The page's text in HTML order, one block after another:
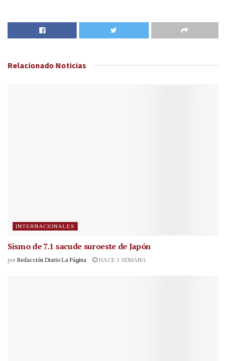
Relacionado Noticias
INTERNACIONALES
Sismo de 7.1 sacude suroeste de Japón
por Redacción Diario La Página HACE 1 SEMANA